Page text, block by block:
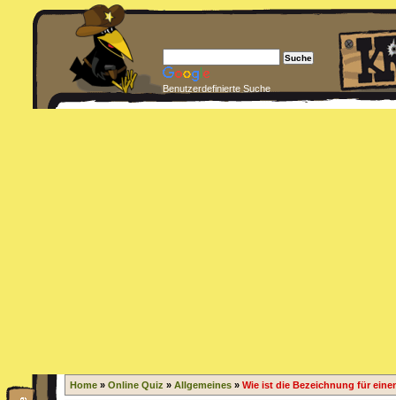
Benutzerdefinierte Suche
Home » Online Quiz » Allgemeines » Wie ist die Bezeichnung für